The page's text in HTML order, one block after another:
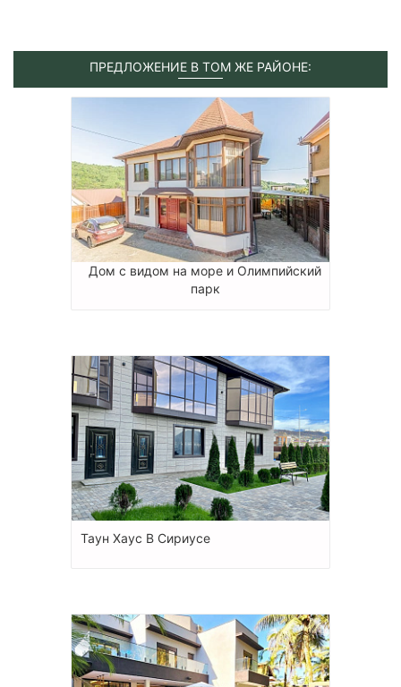
ПРЕДЛОЖЕНИЕ В ТОМ ЖЕ РАЙОНЕ:
Дом с видом на море и Олимпийский
парк
Таун Хаус В Сириусе